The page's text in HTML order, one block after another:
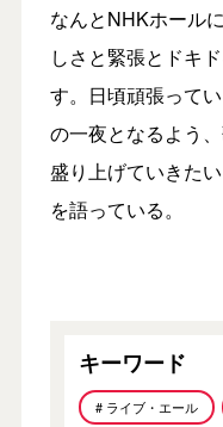
なんとNHKホール
しさと緊張とドキ
す。日頃頑張って
の一夜となるよう
盛り上げていきた
を語っている。
キーワード
# ライブ・エール